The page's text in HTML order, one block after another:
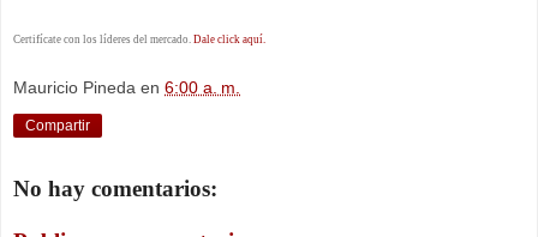
Certifícate con los líderes del mercado. Dale click aquí.
Mauricio Pineda en 6:00 a. m.
Compartir
No hay comentarios: